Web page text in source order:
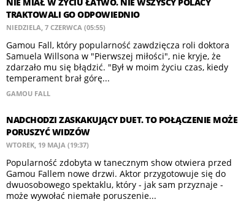
TRAKTOWALI GO ODPOWIEDNIO
NIEDZIELA, 7 CZERWCA (05:55)
Gamou Fall, który popularność zawdzięcza roli doktora
Samuela Willsona w "Pierwszej miłości", nie kryje, że
zdarzało mu się błądzić. "Był w moim życiu czas, kiedy
temperament brał górę...
GAMOU FALL
NADCHODZI ZASKAKUJĄCY DUET. TO POŁĄCZENIE MOŻE
PORUSZYĆ WIDZÓW
WTOREK, 19 MAJA (19:37)
Popularność zdobyta w tanecznym show otwiera przed
Gamou Fallem nowe drzwi. Aktor przygotowuje się do
dwuosobowego spektaklu, który - jak sam przyznaje -
może wywołać niemałe poruszenie...